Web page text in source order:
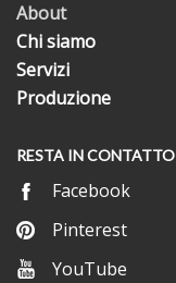
About
Chi siamo
Servizi
Produzione
RESTA IN CONTATTO
Facebook
Pinterest
YouTube